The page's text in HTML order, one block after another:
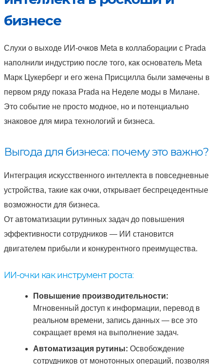
бизнесе
Слухи о выходе ИИ-очков Meta в коллаборации с Prada
наполнили индустрию после того, как основатель Meta
Марк Цукерберг и его жена Присцилла были замечены в
первом ряду показа Prada на Неделе моды в Милане.
Это событие не просто модное, но и потенциально
знаковое для мира технологий и бизнеса.
Выгода для бизнеса: почему это важно?
Интеграция искусственного интеллекта в повседневные
устройства, такие как очки, открывает беспрецедентные
возможности для бизнеса.
От автоматизации рутинных задач до повышения
эффективности сотрудников — ИИ становится
двигателем прибыли и конкурентного преимущества.
ИИ-очки как инструмент роста:
Повышение производительности:
Мгновенный доступ к информации, перевод в
реальном времени, запись данных — все это
сокращает время на выполнение задач.
Автоматизация рутины: Освобождение
сотрудников от монотонных операций, позволяя